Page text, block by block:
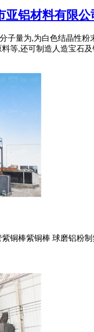
铝材料有限公
子量为,为白色结晶性
等,还可制造人造宝石及
铜棒紫铜棒 球磨铝粉